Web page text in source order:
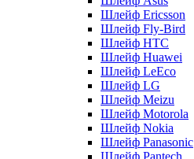
Шлейф Ericsson
Шлейф Fly-Bird
Шлейф HTC
Шлейф Huawei
Шлейф LeEco
Шлейф LG
Шлейф Meizu
Шлейф Motorola
Шлейф Nokia
Шлейф Panasonic
Шлейф Pantech